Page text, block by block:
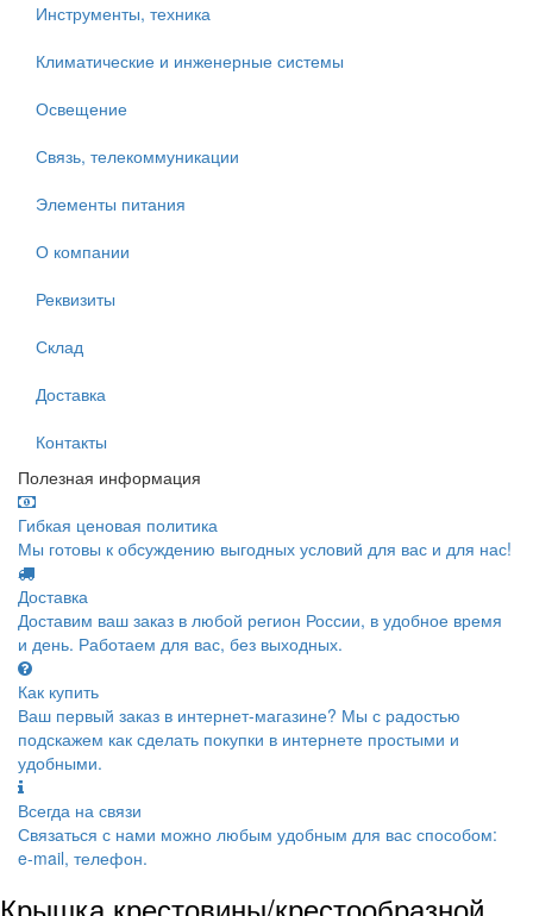
Инструменты, техника
Климатические и инженерные системы
Освещение
Связь, телекоммуникации
Элементы питания
О компании
Реквизиты
Склад
Доставка
Контакты
Полезная информация
Гибкая ценовая политика
Мы готовы к обсуждению выгодных условий для вас и для нас!
Доставка
Доставим ваш заказ в любой регион России, в удобное время
и день. Работаем для вас, без выходных.
Как купить
Ваш первый заказ в интернет-магазине? Мы с радостью
подскажем как сделать покупки в интернете простыми и
удобными.
Всегда на связи
Связаться с нами можно любым удобным для вас способом:
e-mail, телефон.